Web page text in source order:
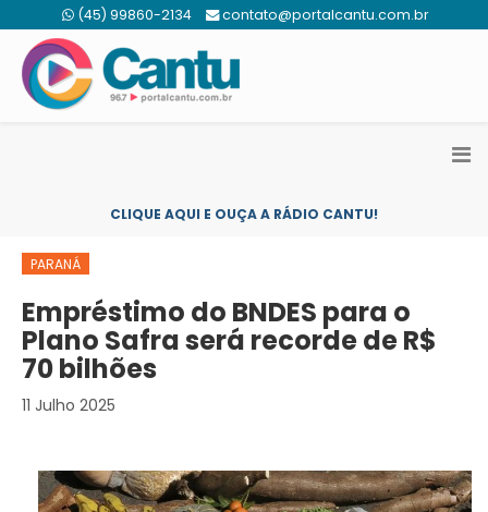
(45) 99860-2134 contato@portalcantu.com.br
CLIQUE AQUI E OUÇA A RÁDIO CANTU!
PARANÁ
Empréstimo do BNDES para o
Plano Safra será recorde de R$
70 bilhões
11 Julho 2025